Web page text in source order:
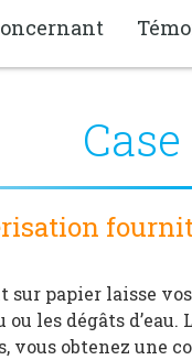
papier laisse
les dégâts
vous obtenez une